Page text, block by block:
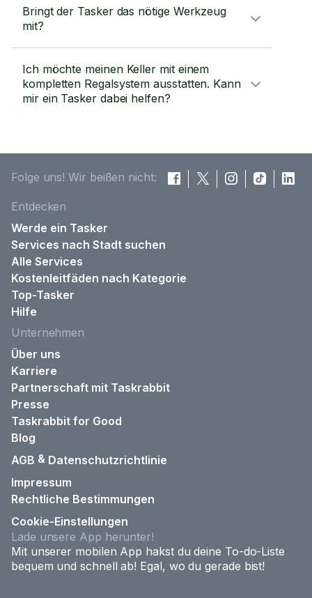
Bringt der Tasker das nötige Werkzeug
mit?
Ich möchte meinen Keller mit einem
kompletten Regalsystem ausstatten. Kann
mir ein Tasker dabei helfen?
Folge uns! Wir beißen nicht:
Entdecken
Werde ein Tasker
Services nach Stadt suchen
Alle Services
Kostenleitfäden nach Kategorie
Top-Tasker
Hilfe
Unternehmen
Über uns
Karriere
Partnerschaft mit Taskrabbit
Presse
Taskrabbit for Good
Blog
AGB & Datenschutzrichtlinie
Impressum
Rechtliche Bestimmungen
Cookie-Einstellungen
Lade unsere App herunter!
Mit unserer mobilen App hakst du deine To-do-Liste
bequem und schnell ab! Egal, wo du gerade bist!